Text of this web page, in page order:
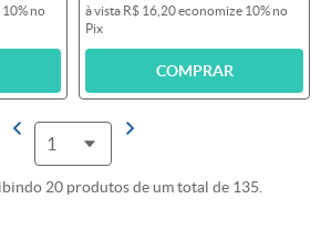
10% no
à vista R$ 16,20economize 10% no
Pix
COMPRAR
20 produtos de um total de 135.